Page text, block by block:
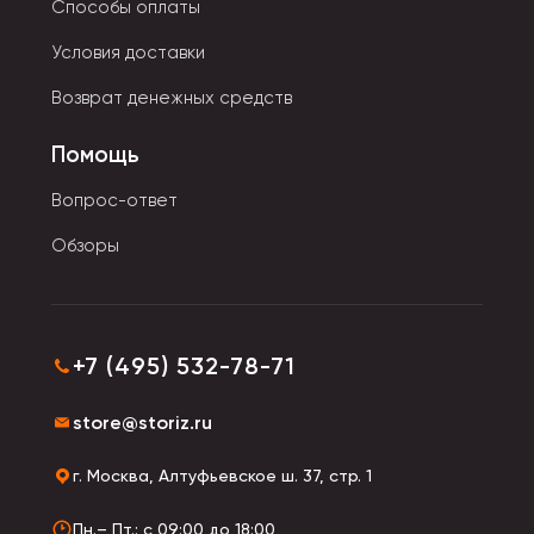
Фломастеры различаются по размеру и форме:
-Тонкие хорошо показывают себя в каллиграфии,
-Толстые подходят для быстрого раскрашивания.
малышей не устают.
Формы стержня тоже могут быть разными: в виде
штампами.
Способы оплаты
Условия доставки
Возврат денежных средств
Помощь
Вопрос-ответ
Обзоры
+7 (495) 532-78-71
store@storiz.ru
г. Москва, Алтуфьевское ш. 37, стр. 1
Пн.– Пт.: с 09:00 до 18:00